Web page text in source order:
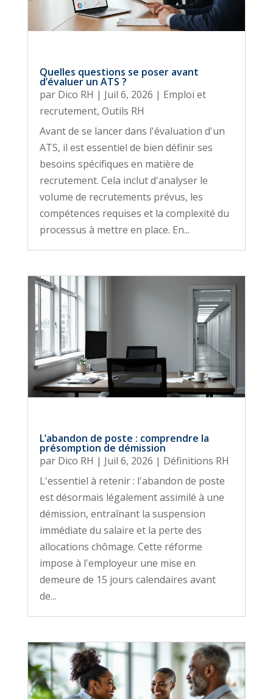
Quelles questions se poser avant
d’évaluer un ATS ?
par Dico RH | Juil 6, 2026 | Emploi et
recrutement, Outils RH
Avant de se lancer dans l'évaluation d'un
ATS, il est essentiel de bien définir ses
besoins spécifiques en matière de
recrutement. Cela inclut d'analyser le
volume de recrutements prévus, les
compétences requises et la complexité du
processus à mettre en place. En...
L’abandon de poste : comprendre la
présomption de démission
par Dico RH | Juil 6, 2026 | Définitions RH
L'essentiel à retenir : l'abandon de poste
est désormais légalement assimilé à une
démission, entraînant la suspension
immédiate du salaire et la perte des
allocations chômage. Cette réforme
impose à l'employeur une mise en
demeure de 15 jours calendaires avant
de...